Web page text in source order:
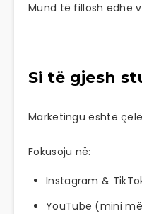
Mund të fillosh edhe
Si të gjesh
Marketingu është
Fokusoju në:
Instagram &
YouTube (mini